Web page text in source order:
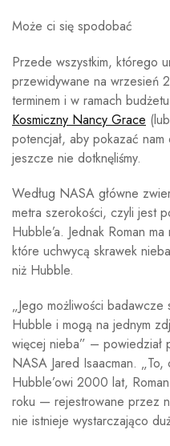
Może ci się spodobać
Przede wszystkim, którego
przewidywane na wrzesień
terminem i w ramach
Kosmiczny Nancy Grace
potencjał, aby pokazać
jeszcze nie dotknęliśmy.
Według NASA główne
metra szerokości, czyli jest
Hubble’a. Jednak Roman
które uchwycą skrawek
niż Hubble.
„Jego możliwości
Hubble i mogą na jednym
więcej nieba” – powiedział
NASA Jared Isaacman.
Hubble’owi 2000 lat,
roku — rejestrowane przez
nie istnieje wystarczająco